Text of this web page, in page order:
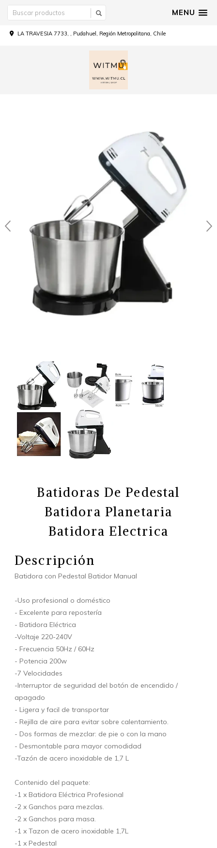
MENU
LA TRAVESIA 7733, , Pudahuel, Región Metropolitana, Chile
Batidoras De Pedestal
Batidora Planetaria
Batidora Electrica
Descripción
Batidora con Pedestal Batidor Manual
-Uso profesional o doméstico
- Excelente para repostería
- Batidora Eléctrica
-Voltaje 220-240V
- Frecuencia 50Hz / 60Hz
- Potencia 200w
-7 Velocidades
-Interruptor de seguridad del botón de encendido /
apagado
- Ligera y facil de transportar
- Rejilla de aire para evitar sobre calentamiento.
- Dos formas de mezclar: de pie o con la mano
- Desmontable para mayor comodidad
-Tazón de acero inoxidable de 1,7 L
Contenido del paquete:
-1 x Batidora Eléctrica Profesional
-2 x Ganchos para mezclas.
-2 x Ganchos para masa.
-1 x Tazon de acero inoxidable 1,7L
-1 x Pedestal